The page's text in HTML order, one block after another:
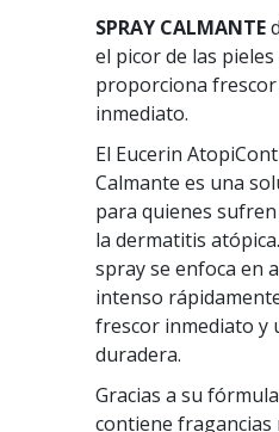
SPRAY CALMANTE
el picor de las
proporciona frescor
inmediato.
El Eucerin
Calmante es una
para quienes
la dermatitis
spray se enfoca en
intenso
frescor inmediato y
duradera.
Gracias a su
contiene fragancias